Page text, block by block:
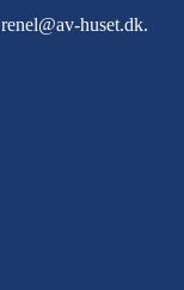
renel@av-huset.dk.